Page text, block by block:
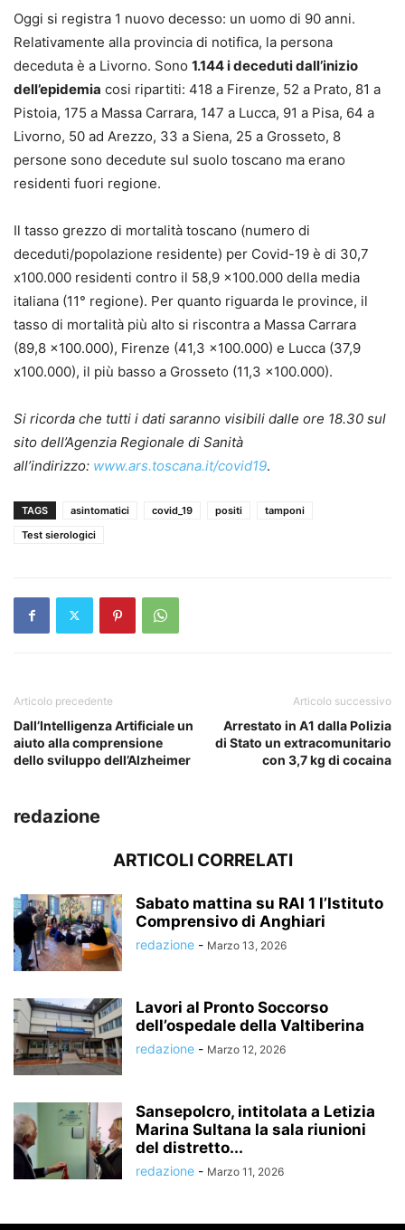
Oggi si registra 1 nuovo decesso: un uomo di 90 anni.
Relativamente alla provincia di notifica, la persona
deceduta è a Livorno. Sono 1.144 i deceduti dall’inizio
dell’epidemia cosi ripartiti: 418 a Firenze, 52 a Prato, 81 a
Pistoia, 175 a Massa Carrara, 147 a Lucca, 91 a Pisa, 64 a
Livorno, 50 ad Arezzo, 33 a Siena, 25 a Grosseto, 8
persone sono decedute sul suolo toscano ma erano
residenti fuori regione.
Il tasso grezzo di mortalità toscano (numero di
deceduti/popolazione residente) per Covid-19 è di 30,7
x100.000 residenti contro il 58,9 x100.000 della media
italiana (11° regione). Per quanto riguarda le province, il
tasso di mortalità più alto si riscontra a Massa Carrara
(89,8 x100.000), Firenze (41,3 x100.000) e Lucca (37,9
x100.000), il più basso a Grosseto (11,3 x100.000).
Si ricorda che tutti i dati saranno visibili dalle ore 18.30 sul
sito dell’Agenzia Regionale di Sanità
all’indirizzo: www.ars.toscana.it/covid19.
TAGS asintomatici covid_19 positi
tamponi
Test sierologici
Articolo precedente
Dall’Intelligenza Artificiale un
aiuto alla comprensione
dello sviluppo dell’Alzheimer
Articolo successivo
Arrestato in A1 dalla Polizia
di Stato un extracomunitario
con 3,7 kg di cocaina
redazione
ARTICOLI CORRELATI
Sabato mattina su RAI 1 l’Istituto
Comprensivo di Anghiari
redazione - Marzo 13, 2026
Lavori al Pronto Soccorso
dell’ospedale della Valtiberina
redazione - Marzo 12, 2026
Sansepolcro, intitolata a Letizia
Marina Sultana la sala riunioni
del distretto...
redazione - Marzo 11, 2026